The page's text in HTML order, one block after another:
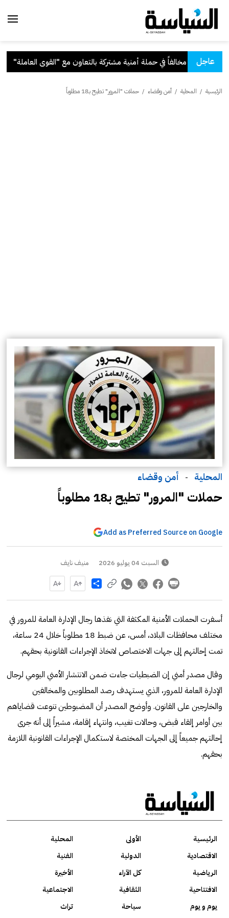
عاجلمع "القوى العاملة"
الرئيسية / المحلية / أمن وقضاء / حملات "المرور" تطيح بـ18 مطلوباً
المحلية - أمن وقضاء
حملات "المرور" تطيح بـ18 مطلوباً
Add as Preferred Source on Google
السبت 04 يوليو 2026 منيف نايف
Share
أسفرت الحملات الأمنية المكثفة التي نفذها رجال الإدارة العامة للمرور في
مختلف محافظات البلاد، أمس، عن ضبط 18 مطلوباً خلال 24 ساعة،
تمت إحالتهم إلى جهات الاختصاص لاتخاذ الإجراءات القانونية بحقهم.
وقال مصدر أمني إن الضبطيات جاءت ضمن الانتشار الأمني اليومي لرجال
الإدارة العامة للمرور، الذي يستهدف رصد المطلوبين والمخالفين
والخارجين على القانون. وأوضح المصدر أن المضبوطين تنوعت قضاياهم
بين أوامر إلقاء قبض، وحالات تغيب، وانتهاء إقامة، مشيراً إلى أنه جرى
إحالتهم جميعاً إلى الجهات المختصة لاستكمال الإجراءات القانونية اللازمة
بحقهم.
الرئيسية الأولى
المحلية
الاقتصادية
الدولية
الفنية
الرياضية
كل الآراء
الأخيرة
الافتتاحية
الثقافية
الاجتماعية
يوم و يوم
سياحة
تراث